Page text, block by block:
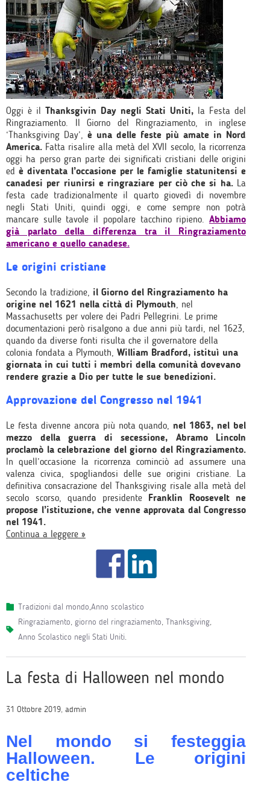
Oggi è il Thanksgivin Day negli Stati Uniti, la Festa del
Ringraziamento. Il Giorno del Ringraziamento, in inglese
‘Thanksgiving Day’, è una delle feste più amate in Nord
America. Fatta risalire alla metà del XVII secolo, la ricorrenza
oggi ha perso gran parte dei significati cristiani delle origini
ed è diventata l’occasione per le famiglie statunitensi e
canadesi per riunirsi e ringraziare per ciò che si ha.La
festa cade tradizionalmente il quarto giovedì di novembre
negli Stati Uniti, quindi oggi, e come sempre non potrà
mancare sulle tavole il popolare tacchino ripieno. Abbiamo
già parlato della differenza tra il Ringraziamento
americano e quello canadese.
Le origini cristiane
Secondo la tradizione, il Giorno del Ringraziamento ha
origine nel 1621 nella città di Plymouth, nel
Massachusetts per volere dei Padri Pellegrini. Le prime
documentazioni però risalgono a due anni più tardi, nel 1623,
quando da diverse fonti risulta che il governatore della
colonia fondata a Plymouth, William Bradford, istituì una
giornata in cui tutti i membri della comunità dovevano
rendere grazie a Dio per tutte le sue benedizioni.
Approvazione del Congresso nel 1941
Le festa divenne ancora più nota quando,nel 1863, nel bel
mezzo della guerra di secessione,
Abramo Lincoln
proclamò la celebrazione del giorno del Ringraziamento.
In quell’occasione la ricorrenza cominciò ad assumere una
valenza civica, spogliandosi delle sue origini cristiane. La
definitiva consacrazione del Thanksgiving risale alla metà del
secolo scorso, quando presidente Franklin Roosevelt ne
propose l’istituzione, che venne approvata dal Congresso
nel 1941.
Continua a leggere »
Tradizioni dal mondo,Anno scolastico
ringraziamento, giorno del ringraziamento, Thanksgiving,
Anno Scolastico negli Stati Uniti.
La festa di Halloween nel mondo
31 Ottobre 2019, admin
Nel mondo si festeggia
Halloween. Le origini
celtiche